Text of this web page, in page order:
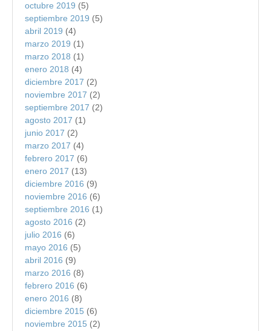
octubre 2019 (5)
septiembre 2019 (5)
abril 2019 (4)
marzo 2019 (1)
marzo 2018 (1)
enero 2018 (4)
diciembre 2017 (2)
noviembre 2017 (2)
septiembre 2017 (2)
agosto 2017 (1)
junio 2017 (2)
marzo 2017 (4)
febrero 2017 (6)
enero 2017 (13)
diciembre 2016 (9)
noviembre 2016 (6)
septiembre 2016 (1)
agosto 2016 (2)
julio 2016 (6)
mayo 2016 (5)
abril 2016 (9)
marzo 2016 (8)
febrero 2016 (6)
enero 2016 (8)
diciembre 2015 (6)
noviembre 2015 (2)